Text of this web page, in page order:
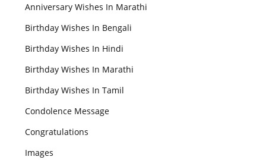
Anniversary Wishes In Marathi
Birthday Wishes In Bengali
Birthday Wishes In Hindi
Birthday Wishes In Marathi
Birthday Wishes In Tamil
Condolence Message
Congratulations
Images